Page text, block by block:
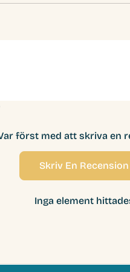
först med att skriva en
Skriv En Recension
Inga element